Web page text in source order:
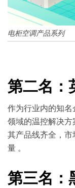
电柜空调产品系列
第二名
作为行业内的知
领域的温控解决方
其产品线齐全，
量 。
第三名